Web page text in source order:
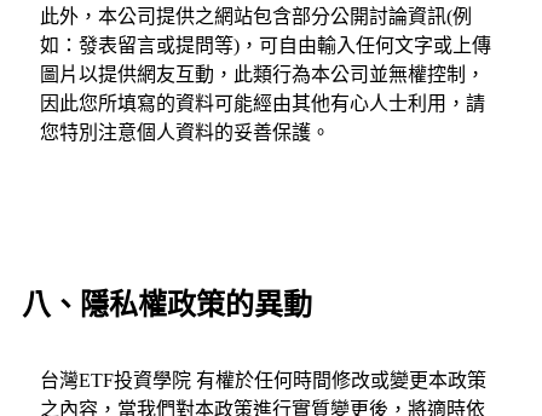
此外，本公司提供之網站包含部分公開討論資訊(例
如：發表留言或提問等)，可自由輸入任何文字或上傳
圖片以提供網友互動，此類行為本公司並無權控制，
因此您所填寫的資料可能經由其他有心人士利用，請
您特別注意個人資料的妥善保護。
八、隱私權政策的異動
台灣ETF投資學院 有權於任何時間修改或變更本政策
之內容，當我們對本政策進行實質變更後，將適時依